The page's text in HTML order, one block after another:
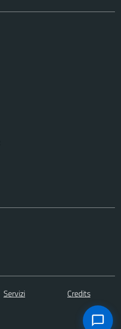
Servizi
Credits